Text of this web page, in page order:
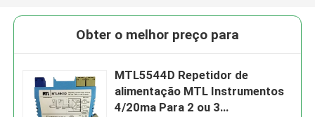
Obter o melhor preço para
MTL5544D Repetidor de
alimentação MTL Instrumentos
4/20ma Para 2 ou 3